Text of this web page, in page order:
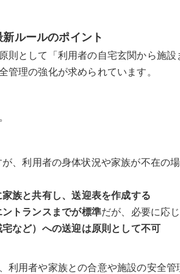
ルールのポイント
則として「利用者の自宅玄関から施
理の強化が求められています。
、利用者の身体状況や家族が不在の
族と共有し、送迎表を作成する
トランスまでが標準だが、必要に応
など）への送迎は原則として不可
利用者や家族との合意や施設の安全